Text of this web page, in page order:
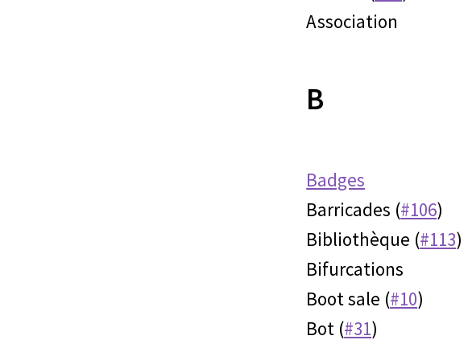
Association
B
Badges
Barricades (#106)
Bibliothèque (#113)
Bifurcations
Boot sale (#10)
Bot (#31)